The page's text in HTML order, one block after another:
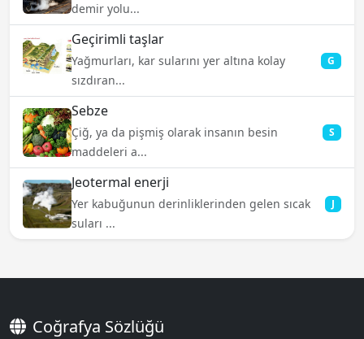
demir yolu...
Geçirimli taşlar
Yağmurları, kar sularını yer altına kolay
sızdıran...
G
Sebze
Çiğ, ya da pişmiş olarak insanın besin
maddeleri a...
S
Jeotermal enerji
Yer kabuğunun derinliklerinden gelen sıcak
suları ...
J
Coğrafya Sözlüğü